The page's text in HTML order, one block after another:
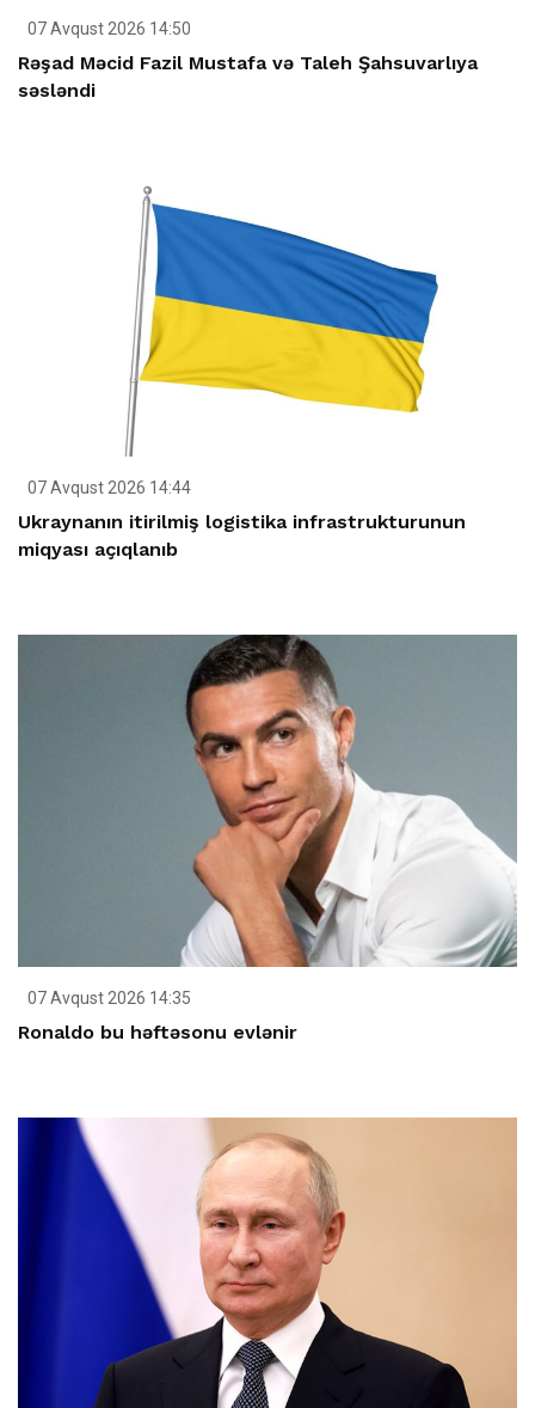
07 Avqust 2026 14:50
Rəşad Məcid Fazil Mustafa və Taleh Şahsuvarlıya
səsləndi
07 Avqust 2026 14:44
Ukraynanın itirilmiş logistika infrastrukturunun
miqyası açıqlanıb
07 Avqust 2026 14:35
Ronaldo bu həftəsonu evlənir